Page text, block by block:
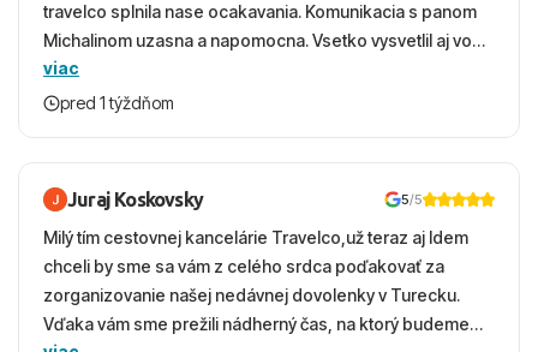
travelco splnila nase ocakavania. Komunikacia s panom
Michalinom uzasna a napomocna. Vsetko vysvetlil aj vo
vecernych hodinach zaco sa ospravedlnujem. Hotel
krasny, cisty. Sluzby top. Strava, prostredie, more,
viac
pred 1 týždňom
Juraj Koskovsky 5/5
Milý tím cestovnej kancelárie Travelco,už teraz aj Idem
chceli by sme sa vám z celého srdca poďakovať za
zorganizovanie našej nedávnej dovolenky v Turecku.
Vďaka vám sme prežili nádherný čas, na ktorý budeme